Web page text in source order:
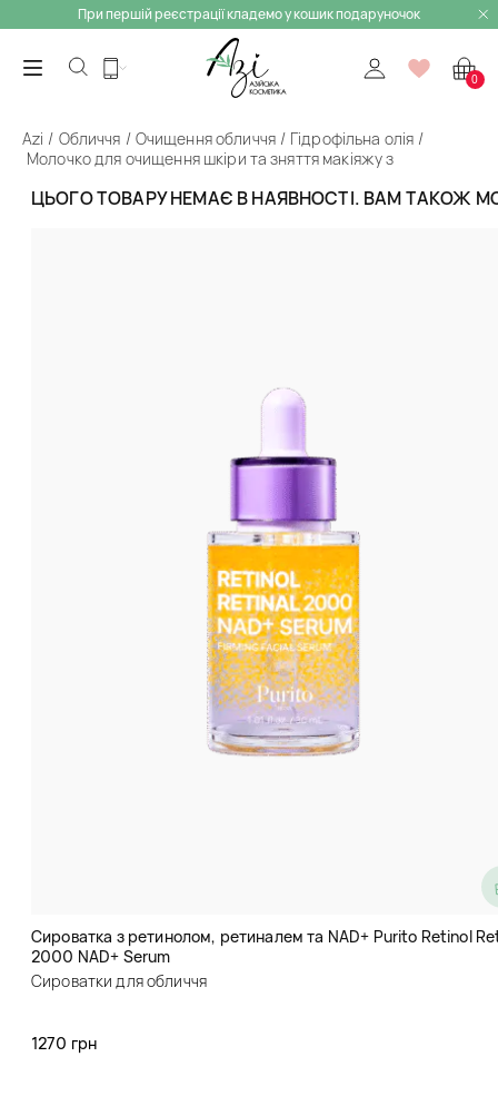
При першій реєстрації кладемо у кошик подаруночок
0
ЦЬОГО ТОВАРУ НЕМАЄ В НАЯВНОСТІ. ВАМ ТАКОЖ
Сироватка з ретинолом, ретиналем та NAD+ Purito Retinol
2000 NAD+ Serum
Сироватки для обличчя
1270 грн
Azi Обличчя Очищення обличчя
Гідрофільна олія
Молочко для очищення шкіри та зняття макіяжу з
Cleanser
амінокислотами Titian Amino
Acid Brightening Facial Cleanser
код товару